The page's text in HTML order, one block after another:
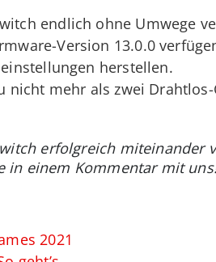
endlich ohne Umwege
Version 13.0.0
herstellen.
mehr als zwei
erfolgreich miteinander
in einem Kommentar mit
2021